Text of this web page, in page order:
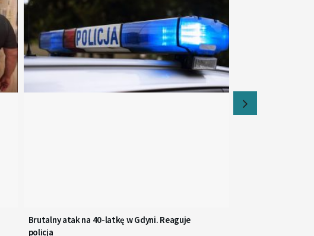
Brutalny atak na 40-latkę w Gdyni. Reaguje
policja